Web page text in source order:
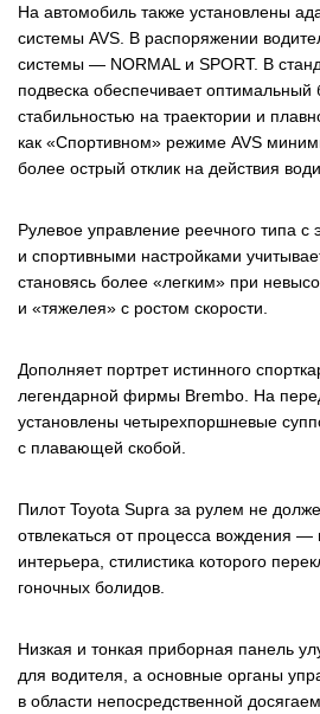
На автомобиль также установлены
системы AVS. В распоряжении
системы — NORMAL и SPORT. В
подвеска обеспечивает
стабильностью на траектории и
как «Спортивном» режиме AVS
более острый отклик на действия
Рулевое управление реечного типа с
и спортивными настройками
становясь более «легким» при
и «тяжелея» с ростом скорости.
Дополняет портрет истинного
легендарной фирмы Brembo. На
установлены четырехпоршневые
с плавающей скобой.
Пилот Toyota Supra за рулем не
отвлекаться от процесса вождения —
интерьера, стилистика которого
гоночных болидов.
Низкая и тонкая приборная панель
для водителя, а основные органы
в области непосредственной